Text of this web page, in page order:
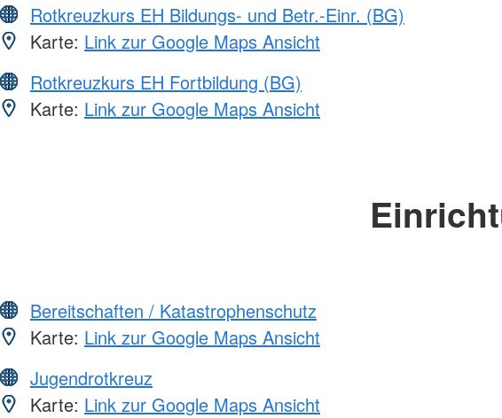
Rotkreuzkurs EH Bildungs- und Betr.-Einr. (BG)
Karte: Link zur Google Maps Ansicht
Rotkreuzkurs EH Fortbildung (BG)
Karte: Link zur Google Maps Ansicht
Bereitschaften / Katastrophenschutz
Karte: Link zur Google Maps Ansicht
Jugendrotkreuz
Karte: Link zur Google Maps Ansicht